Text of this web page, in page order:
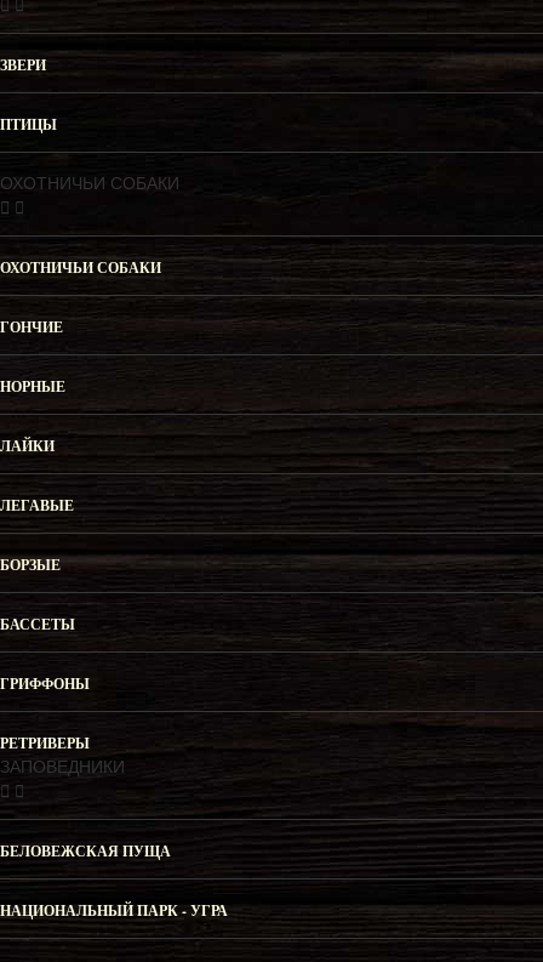
ЗВЕРИ
ПТИЦЫ
ОХОТНИЧЬИ СОБАКИ
ОХОТНИЧЬИ СОБАКИ
ГОНЧИЕ
НОРНЫЕ
ЛАЙКИ
ЛЕГАВЫЕ
БОРЗЫЕ
БАССЕТЫ
ГРИФФОНЫ
РЕТРИВЕРЫ
ЗАПОВЕДНИКИ
БЕЛОВЕЖСКАЯ ПУЩА
НАЦИОНАЛЬНЫЙ ПАРК - УГРА